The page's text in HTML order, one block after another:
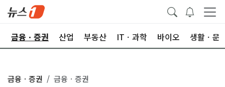
금융ㆍ증권 산업 부동산 ITㆍ과학 바이오 생활ㆍ문
금융ㆍ증권 금융ㆍ증권